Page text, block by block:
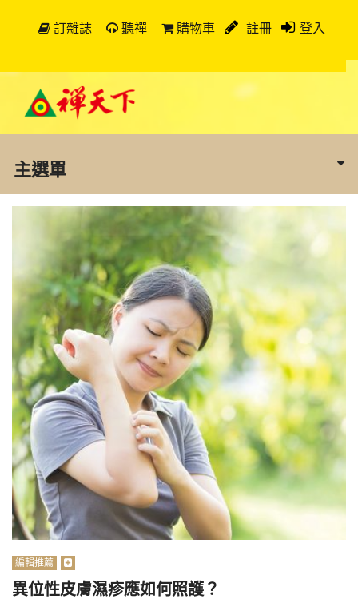
訂雜誌 聽禪 購物車 註冊 登入
主選單
編輯推薦
異位性皮膚濕疹應如何照護？